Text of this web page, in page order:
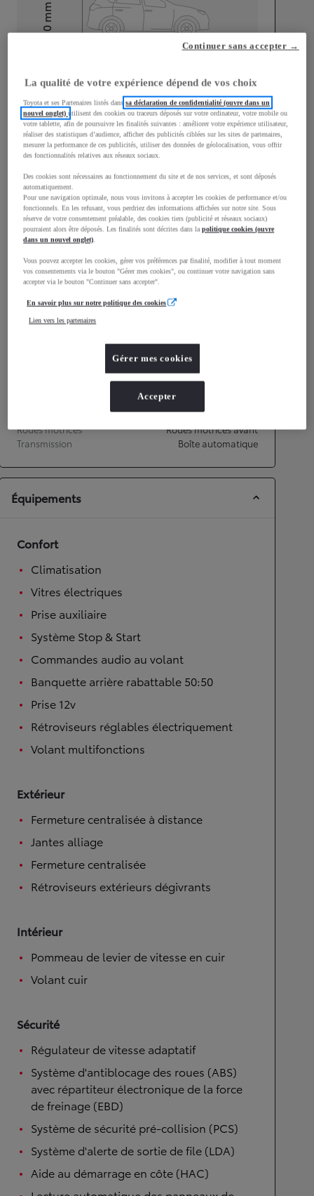
Hauteur
1 510
mm
1 740 mm
Consommation mixte
Consommation mixte 4,9L/100 km
Émissions CO2
Performances
Accélération 0-100km/h
Roues motrices
Roues motrices avant
Transmission
Boîte automatique
Équipements
Confort
Climatisation
Vitres électriques
Prise auxiliaire
Système Stop & Start
Commandes audio au volant
Banquette arrière rabattable 50:50
Prise 12v
Rétroviseurs réglables électriquement
Volant multifonctions
Extérieur
Fermeture centralisée à distance
Jantes alliage
Fermeture centralisée
Rétroviseurs extérieurs dégivrants
Intérieur
Pommeau de levier de vitesse en cuir
Volant cuir
Sécurité
Régulateur de vitesse adaptatif
Système d'antiblocage des roues (ABS)
avec répartiteur électronique de la force
de freinage (EBD)
Système de sécurité pré-collision (PCS)
Système d'alerte de sortie de file (LDA)
Aide au démarrage en côte (HAC)
La qualité de votre expérience dépend de vos choix
Toyota et ses Partenaires listés danssa déclaration de confidentialité (ouvre dans un
nouvel onglet)utilisent des cookies ou traceurs déposés sur votre ordinateur, votre mobile ou
votre tablette, afin de poursuivre les finalités suivantes : améliorer votre expérience utilisateur,
réaliser des statistiques d’audience, afficher des publicités ciblées sur les sites de partenaires,
mesurer la performance de ces publicités, utiliser des données de géolocalisation, vous offrir
des fonctionnalités relatives aux réseaux sociaux.
Des cookies sont nécessaires au fonctionnement du site et de nos services, et sont déposés
automatiquement.
Pour une navigation optimale, nous vous invitons à accepter les cookies de performance et/ou
fonctionnels. En les refusant, vous perdriez des informations affichées sur notre site. Sous
réserve de votre consentement préalable, des cookies tiers (publicité et réseaux sociaux)
pourraient alors être déposés. Les finalités sont décrites dans lapolitique cookies (ouvre
dans un nouvel onglet).
Vous pouvez accepter les cookies, gérer vos préférences par finalité, modifier à tout moment
vos consentements via le bouton "Gérer mes cookies", ou continuer votre navigation sans
accepter via le bouton "Continuer sans accepter".
En savoir plus sur notre politique des cookies
Lien vers les partenaires
Gérer mes cookies
Continuer sans accepter →
Accepter